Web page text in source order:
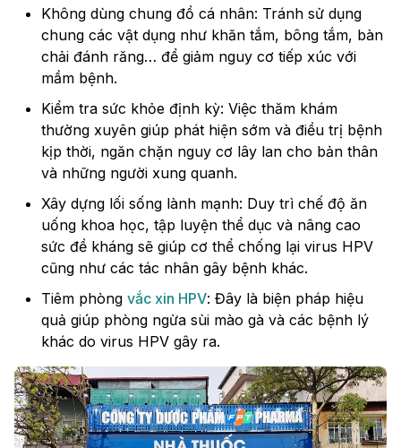
Không dùng chung đồ cá nhân: Tránh sử dụng
chung các vật dụng như khăn tắm, bông tắm, bàn
chải đánh răng… để giảm nguy cơ tiếp xúc với
mầm bệnh.
Kiểm tra sức khỏe định kỳ: Việc thăm khám
thường xuyên giúp phát hiện sớm và điều trị bệnh
kịp thời, ngăn chặn nguy cơ lây lan cho bản thân
và những người xung quanh.
Xây dựng lối sống lành mạnh: Duy trì chế độ ăn
uống khoa học, tập luyện thể dục và nâng cao
sức đề kháng sẽ giúp cơ thể chống lại virus HPV
cũng như các tác nhân gây bệnh khác.
Tiêm phòng vắc xin HPV: Đây là biện pháp hiệu
quả giúp phòng ngừa sùi mào gà và các bệnh lý
khác do virus HPV gây ra.